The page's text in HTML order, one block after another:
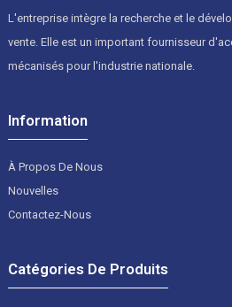
L'entreprise intègre la recherche et le
vente. Elle est un important fournisseur
mécanisés pour l'industrie nationale.
Information
À Propos De Nous
Nouvelles
Contactez-Nous
Catégories De Produits